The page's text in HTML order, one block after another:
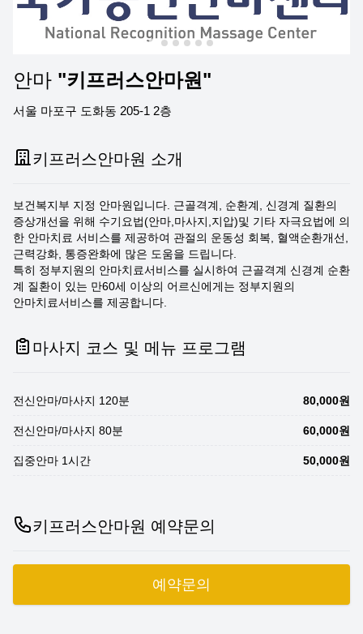
안마 "키프러스안마원"
서울 마포구 도화동 205-1 2층
키프러스안마원 소개
보건복지부 지정 안마원입니다. 근골격계, 순환계, 신경계 질환의
증상개선을 위해 수기요법(안마,마사지,지압)및 기타 자극요법에 의
한 안마치료 서비스를 제공하여 관절의 운동성 회복, 혈액순환개선,
근력강화, 통증완화에 많은 도움을 드립니다.
특히 정부지원의 안마치료서비스를 실시하여 근골격계 신경계 순환
계 질환이 있는 만60세 이상의 어르신에게는 정부지원의
안마치료서비스를 제공합니다.
마사지 코스 및 메뉴 프로그램
전신안마/마사지 120분 80,000원
전신안마/마사지 80분 60,000원
집중안마 1시간 50,000원
키프러스안마원 예약문의
예약문의